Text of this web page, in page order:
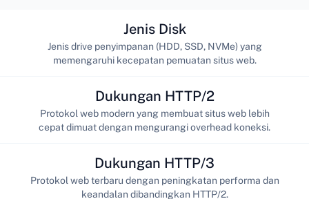
Jenis Disk
Jenis drive penyimpanan (HDD, SSD, NVMe) yang
memengaruhi kecepatan pemuatan situs web.
Dukungan HTTP/2
Protokol web modern yang membuat situs web lebih
cepat dimuat dengan mengurangi overhead koneksi.
Dukungan HTTP/3
Protokol web terbaru dengan peningkatan performa dan
keandalan dibandingkan HTTP/2.